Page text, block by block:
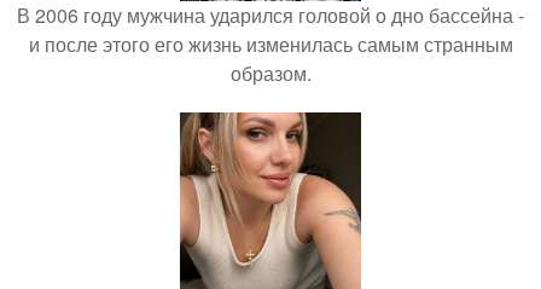
В 2006 году мужчина ударился головой о дно бассейна -
и после этого его жизнь изменилась самым странным
образом.